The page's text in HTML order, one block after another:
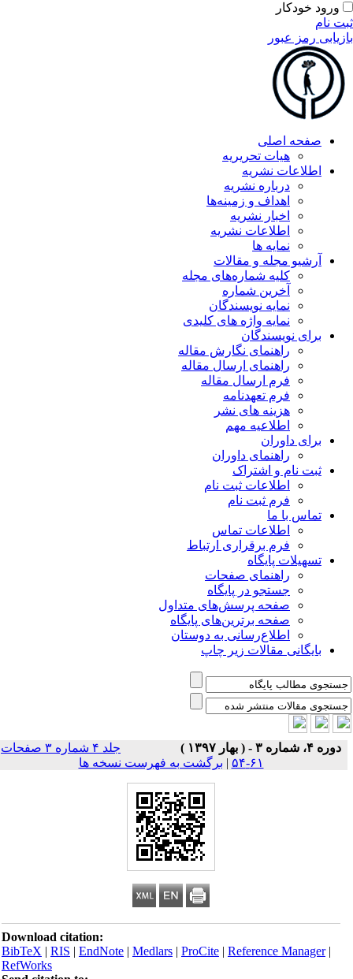
ورود خودکار
نام
رمز عبور
صفحه اصلی
هیات تحریریه
اطلاعات نشریه
درباره نشریه
اهداف و زمینه‌ها
اخبار نشریه
اطلاعات نشریه
نمایه ها
آرشیو مجله و مقالات
کلیه شماره‌های مجله
آخرین شماره
نمایه نویسندگان
نمایه واژه های کلیدی
برای نویسندگان
راهنمای نگارش مقاله
راهنمای ارسال مقاله
فرم ارسال مقاله
فرم تعهدنامه
هزینه های نشر
اطلاعیه مهم
برای داوران
راهنمای داوران
ثبت نام و اشتراک
اطلاعات ثبت نام
فرم ثبت نام
تماس با ما
اطلاعات تماس
فرم برقراری ارتباط
تسهیلات پایگاه
راهنمای صفحات
جستجو در پایگاه
صفحه پرسش‌های متداول
صفحه برترین‌های پایگاه
اطلاع‌رسانی به دوستان
بایگانی مقالات زیر چاپ
دوره ۴، شماره ۳ - ( بهار ۱۳۹۷ )
جلد ۴ شماره ۳ صفحات
۶۱-۵۴
|برگشت به فهرست نسخه ها
Download citation:
BibTeX|RIS|EndNote|Medlars|ProCite|Reference Manager
RefWorks